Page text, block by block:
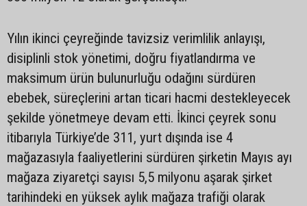
Yılın ikinci çeyreğinde tavizsiz verimlilik anlayışı,
disiplinli stok yönetimi, doğru fiyatlandırma ve
maksimum ürün bulunurluğu odağını sürdüren
ebebek, süreçlerini artan ticari hacmi destekleyecek
şekilde yönetmeye devam etti. İkinci çeyrek sonu
itibarıyla Türkiye’de 311, yurt dışında ise 4
mağazasıyla faaliyetlerini sürdüren şirketin Mayıs ayı
mağaza ziyaretçi sayısı 5,5 milyonu aşarak şirket
tarihindeki en yüksek aylık mağaza trafiği olarak